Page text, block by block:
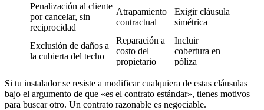
Penalización al cliente
por cancelar, sin
reciprocidad
Atrapamiento
contractual
Exigir cláusula
simétrica
Exclusión de daños a
la cubierta del techo
Reparación a
costo del
propietario
Incluir
cobertura en
póliza
Si tu instalador se resiste a modificar cualquiera de estas cláusulas
bajo el argumento de que «es el contrato estándar», tienes motivos
para buscar otro. Un contrato razonable es negociable.